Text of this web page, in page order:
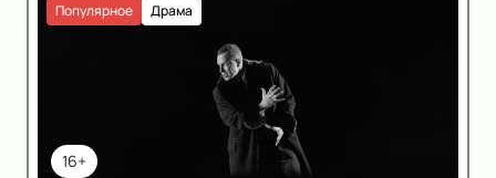
16+
Драма
Популярное